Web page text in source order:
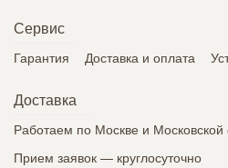
Сервис
Гарантия Доставка и оплата
Доставка
Работаем по Москве и Московской
Прием заявок — круглосуточно